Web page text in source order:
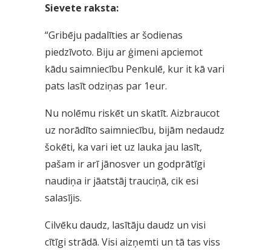
Sievete raksta:
“Gribēju padalīties ar šodienas
piedzīvoto. Biju ar ģimeni apciemot
kādu saimniecību Penkulē, kur it kā vari
pats lasīt odziņas par 1eur.
Nu nolēmu riskēt un skatīt. Aizbraucot
uz norādīto saimniecību, bijām nedaudz
šokēti, ka vari iet uz lauka jau lasīt,
pašam ir arī jānosver un godprātīgi
naudiņa ir jāatstāj trauciņā, cik esi
salasījis.
Cilvēku daudz, lasītāju daudz un visi
cītīgi strādā. Visi aizņemti un tā tas viss